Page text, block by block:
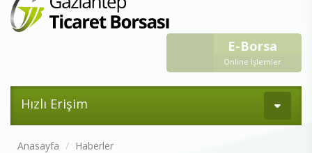
E-Borsa
Online İşlemler
Hızlı Erişim
Anasayfa Haberler